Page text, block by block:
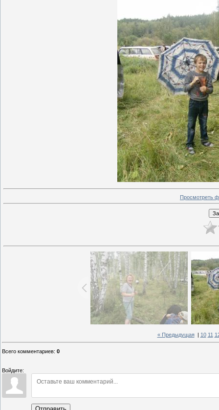
Просмотреть
« Предыдущая| 10 11
Всего комментариев: 0
Войдите: